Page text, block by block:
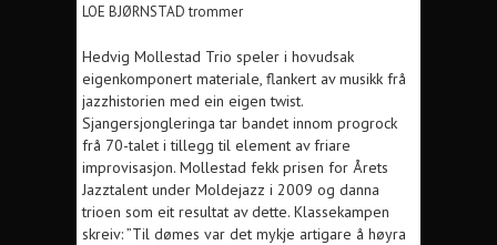
LOE BJØRNSTAD trommer
Hedvig Mollestad Trio speler i hovudsak
eigenkomponert materiale, flankert av musikk frå
jazzhistorien med ein eigen twist.
Sjangersjongleringa tar bandet innom progrock
frå 70-talet i tillegg til element av friare
improvisasjon. Mollestad fekk prisen for Årets
Jazztalent under Moldejazz i 2009 og danna
trioen som eit resultat av dette. Klassekampen
skreiv: ”Til dømes var det mykje artigare å høyra